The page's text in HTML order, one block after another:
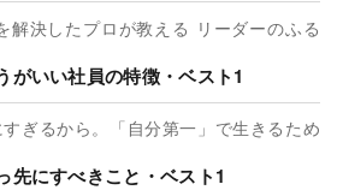
解決したプロが教える リーダーのふる
がいい社員の特徴・ベスト1
ぎるから。「自分第一」で生きるため
先にすべきこと・ベスト1